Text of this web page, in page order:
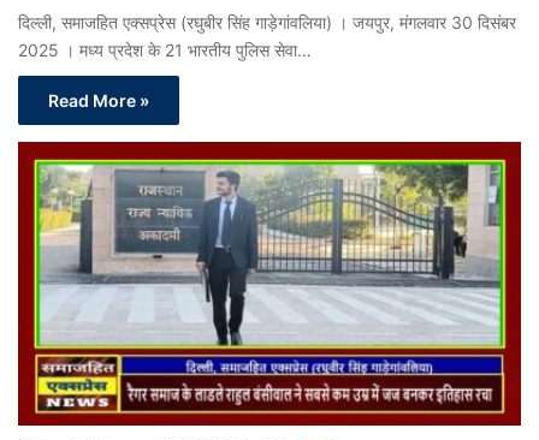
दिल्ली, समाजहित एक्सप्रेस (रघुबीर सिंह गाड़ेगांवलिया) । जयपुर, मंगलवार 30 दिसंबर
2025 । मध्य प्रदेश के 21 भारतीय पुलिस सेवा…
Read More »